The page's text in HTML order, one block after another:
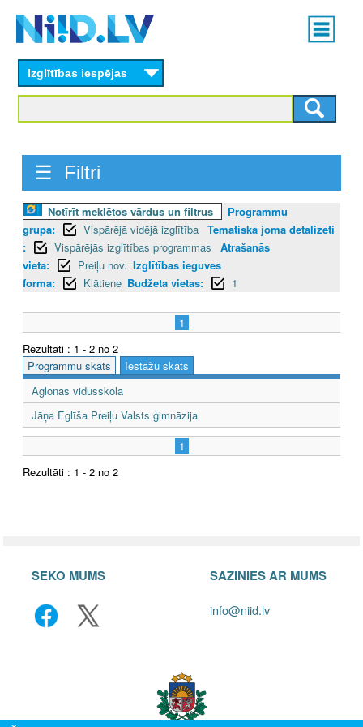
content
Main
menu
Izglītības iespējas
☰ Filtri
Notīrīt meklētos vārdus un filtrus
Programmu
grupa:
Vispārējā vidējā izglītība Tematiskā joma detalizēti
:
Vispārējās izglītības programmas
Atrašanās
vieta:
Preiļu nov. Izglītības ieguves
forma:
Klātiene Budžeta vietas: 1
1
Rezultāti : 1 - 2 no 2
Programmu skats
Iestāžu skats
Aglonas vidusskola
Jāņa Eglīša Preiļu Valsts ģimnāzija
1
Rezultāti : 1 - 2 no 2
SEKO MUMS SAZINIES AR MUMS
info@niid.lv